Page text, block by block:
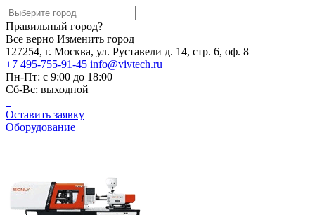
Правильный город?
Все верно Изменить город
127254, г. Москва, ул. Руставели д. 14, стр. 6, оф. 8
+7 495-755-91-45 info@vivtech.ru
Пн-Пт: с 9:00 до 18:00
Сб-Вс: выходной
Оставить заявку
Оборудование